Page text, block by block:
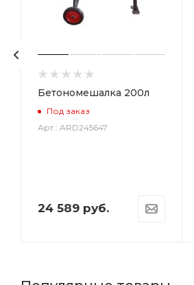
Бетономешалка 200л
Под заказ
Арт.: ARD245647
24 589руб.